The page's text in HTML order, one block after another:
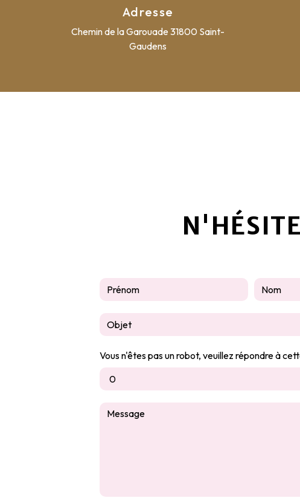
Adresse
Chemin de la Garouade 31800 Saint-
Gaudens
Vous n'êtes pas un robot, veuillez répondre à